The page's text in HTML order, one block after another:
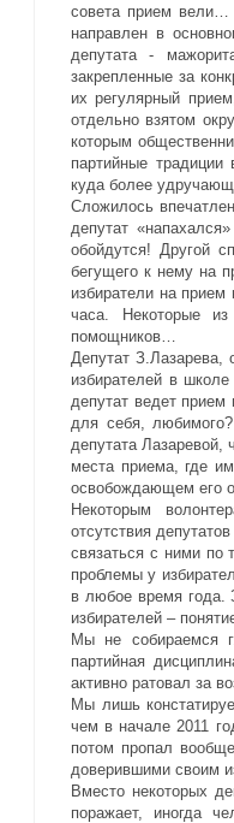
совета прием
направлен в
депутата -
закрепленные за
их регулярный
отдельно взятом
которым
партийные
куда более
Сложилось
депутат
обойдутся! Другой
бегущего к нему на
избиратели на
часа. Некоторые
помощников…
Депутат З.Лазарева,
избирателей в
депутат ведет прием
для себя,
депутата Лазаревой,
места приема, где
освобождающем его
Некоторым
отсутствия
связаться с ними по
проблемы у
в любое время года.
избирателей –
Мы не собираемся
партийная
активно ратовал за
Мы лишь
чем в начале 2011
потом пропал
доверившими своим
Вместо некоторых
поражает, иногда